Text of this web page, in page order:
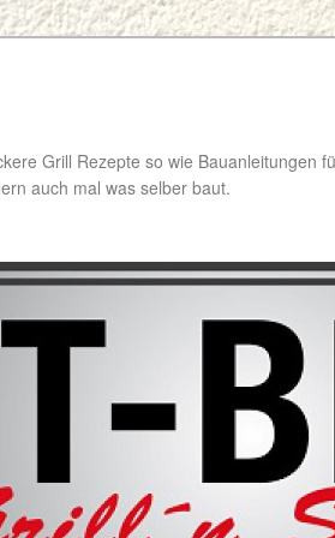
Grill Rezepte so wie Bauanleitungen
auch mal was selber baut.